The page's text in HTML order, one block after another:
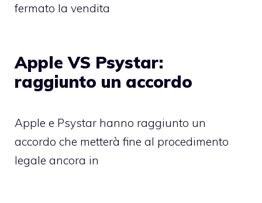
fermato la vendita
Apple VS Psystar:
raggiunto un accordo
Apple e Psystar hanno raggiunto un
accordo che metterà fine al procedimento
legale ancora in